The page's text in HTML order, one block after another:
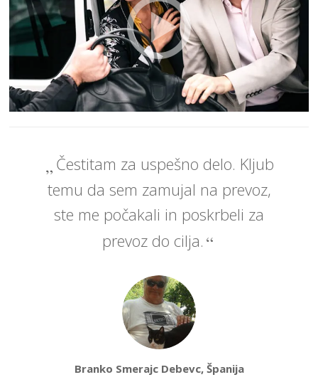
Čestitam za uspešno delo. Kljub
temu da sem zamujal na prevoz,
ste me počakali in poskrbeli za
prevoz do cilja.
Branko Smerajc Debevc, Španija